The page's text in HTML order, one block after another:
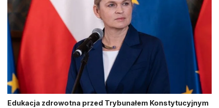
Edukacja zdrowotna przed Trybunałem Konstytucyjnym